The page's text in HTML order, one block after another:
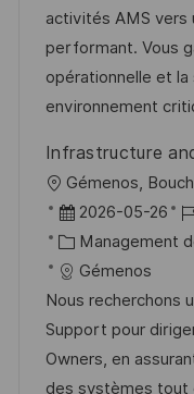
s
a
t
i
n
e
n
c
e
u
p
o
s
t
e
g
o
r
i
activités AMS vers
performant. Vous
opérationnelle et
environnement
Infrastructure
o
c
a
l
i
s
a
Gémenos,
D
a
t
e
d
’
a
2026-05-26
R
é
é
r
e
n
C
a
t
é
g
o
Management
Gémenos
Nous recherchons
Support pour
Owners, en
des systèmes tout